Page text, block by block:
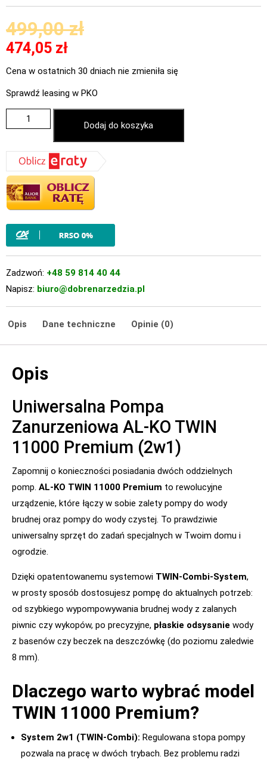
499,00zł
474,05 zł
Cena w ostatnich 30 dniach nie zmieniła się
Sprawdź leasing w PKO
Dodaj do koszyka
Zadzwoń: +48 59 814 40 44
Napisz: biuro@dobrenarzedzia.pl
Opis Dane techniczne Opinie (0)
Opis
Uniwersalna Pompa
Zanurzeniowa AL-KO TWIN
11000 Premium (2w1)
Zapomnij o konieczności posiadania dwóch oddzielnych
pomp. AL-KO TWIN 11000 Premium to rewolucyjne
urządzenie, które łączy w sobie zalety pompy do wody
brudnej oraz pompy do wody czystej. To prawdziwie
uniwersalny sprzęt do zadań specjalnych w Twoim domu i
ogrodzie.
Dzięki opatentowanemu systemowi TWIN-Combi-System,
w prosty sposób dostosujesz pompę do aktualnych potrzeb:
od szybkiego wypompowywania brudnej wody z zalanych
piwnic czy wykopów, po precyzyjne, płaskie odsysanie wody
z basenów czy beczek na deszczówkę (do poziomu zaledwie
8 mm).
Dlaczego warto wybrać model
TWIN 11000 Premium?
System 2w1 (TWIN-Combi): Regulowana stopa pompy
pozwala na pracę w dwóch trybach. Bez problemu radzi